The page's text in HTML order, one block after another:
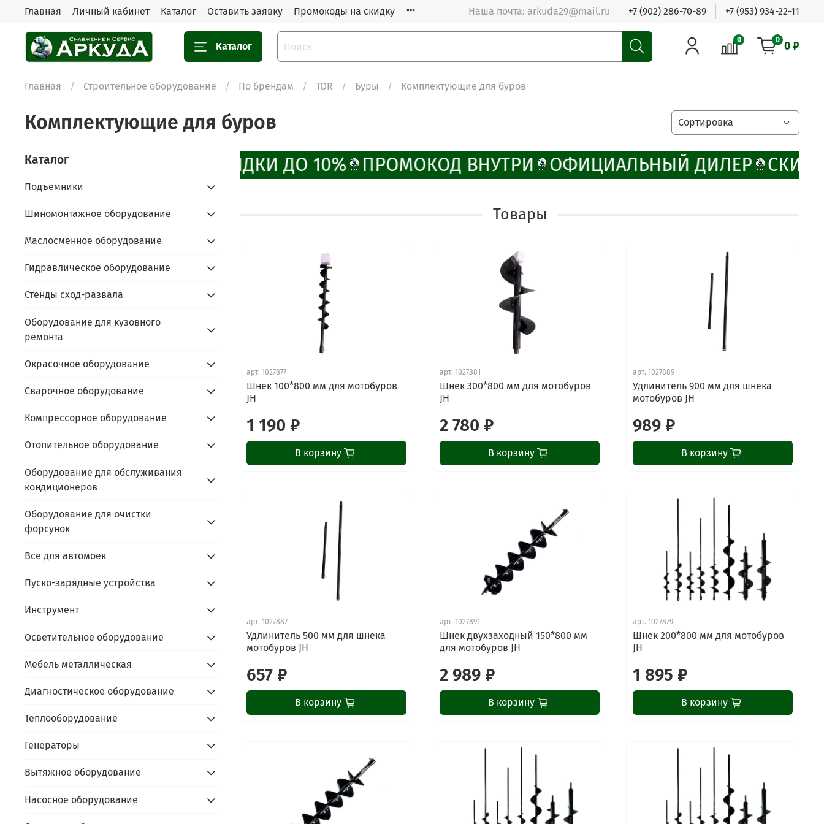
Главная Личный кабинет Каталог Оставить заявку Промокоды на скидку Наша почта: arkuda29@mail.ru +7 (902) 286-70-89 +7 (953) 934-22-11
Каталог
0 0 0 ₽
Главная Строительное оборудование По брендам TOR Буры Комплектующие для буров
Комплектующие для буров
СКИДКИ ДО 10% ПРОМОКОД ВНУТРИ ОФИЦИАЛЬНЫЙ ДИЛЕР
Товары
арт.1027877
Шнек 100*800 мм для мотобуров
JH
1 190 ₽
В корзину
арт.1027881
Шнек 300*800 мм для мотобуров
JH
2 780 ₽
В корзину
арт.1027889
Удлинитель 900 мм для шнека
мотобуров JH
989 ₽
В корзину
арт.1027887
Удлинитель 500 мм для шнека
мотобуров JH
657 ₽
В корзину
арт.1027891
Шнек двухзаходный 150*800 мм
для мотобуров JH
2 989 ₽
В корзину
арт.1027879
Шнек 200*800 мм для мотобуров
JH
1 895 ₽
В корзину
Каталог
Подъемники
Шиномонтажное оборудование
Маслосменное оборудование
Гидравлическое оборудование
Стенды сход-развала
Оборудование для кузовного
ремонта
Окрасочное оборудование
Сварочное оборудование
Компрессорное оборудование
Отопительное оборудование
Оборудование для обслуживания
кондиционеров
Оборудование для очистки
форсунок
Все для автомоек
Пуско-зарядные устройства
Инструмент
Осветительное оборудование
Мебель металлическая
Диагностическое оборудование
Теплооборудование
Генераторы
Вытяжное оборудование
Насосное оборудование